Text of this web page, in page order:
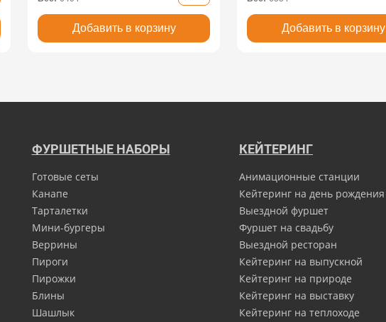
Добавить в корзину Добавить в корзину
ФУРШЕТНЫЕ НАБОРЫ
Готовые сеты
Канапе
Тарталетки
Мини-бургеры
Веррины
Пироги
Пирожки
Блины
Шашлык
КЕЙТЕРИНГ
Анимационные станции
Кейтеринг на день рождения
Выездной фуршет
Фуршет на свадьбу
Выездной ресторан
Кейтеринг на выпускной
Кейтеринг на природе
Кейтеринг на выставку
Кейтеринг на теплоходе